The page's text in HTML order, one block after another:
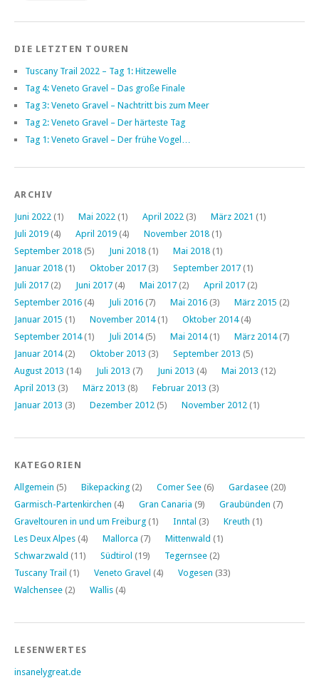
DIE LETZTEN TOUREN
Tuscany Trail 2022 – Tag 1: Hitzewelle
Tag 4: Veneto Gravel – Das große Finale
Tag 3: Veneto Gravel – Nachtritt bis zum Meer
Tag 2: Veneto Gravel – Der härteste Tag
Tag 1: Veneto Gravel – Der frühe Vogel…
ARCHIV
Juni 2022 (1) Mai 2022 (1) April 2022 (3) März 2021 (1)
Juli 2019 (4) April 2019 (4) November 2018 (1)
September 2018 (5) Juni 2018 (1) Mai 2018 (1)
Januar 2018 (1) Oktober 2017 (3) September 2017 (1)
Juli 2017 (2) Juni 2017 (4) Mai 2017 (2) April 2017 (2)
September 2016 (4) Juli 2016 (7) Mai 2016 (3) März 2015 (2)
Januar 2015 (1) November 2014(1) Oktober 2014(4)
September 2014(1) Juli 2014(5) Mai 2014(1) März 2014(7)
Januar 2014(2) Oktober 2013 (3) September 2013 (5)
August 2013 (14) Juli 2013 (7) Juni 2013 (4) Mai 2013 (12)
April 2013 (3) März 2013 (8) Februar 2013 (3)
Januar 2013 (3) Dezember 2012 (5) November 2012 (1)
KATEGORIEN
Allgemein (5) Bikepacking (2) Comer See (6) Gardasee (20)
Garmisch-Partenkirchen (4) Gran Canaria (9) Graubünden (7)
Graveltouren in und um Freiburg (1) Inntal (3) Kreuth (1)
Les Deux Alpes (4) Mallorca (7) Mittenwald (1)
Schwarzwald (11) Südtirol (19) Tegernsee (2)
Tuscany Trail (1) Veneto Gravel (4) Vogesen (33)
Walchensee (2) Wallis (4)
LESENWERTES
insanelygreat.de